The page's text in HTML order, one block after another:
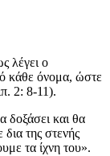
λέγει ο
κάθε όνομα, ώστε
2: 8-11).
δοξάσει και θα
της στενής
τα ίχνη του».